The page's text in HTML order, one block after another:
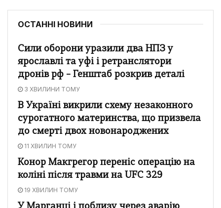
ОСТАННІ НОВИНИ
Сили оборони уразили два НПЗ у
ярославлі та уфі і ретранслятори
дронів рф – Генштаб розкрив деталі
3 ХВИЛИНИ ТОМУ
В Україні викрили схему незаконного
сурогатного материнства, що призвела
до смерті двох новонароджених
11 ХВИЛИН ТОМУ
Конор Макгрегор переніс операцію на
коліні після травми на UFC 329
19 ХВИЛИН ТОМУ